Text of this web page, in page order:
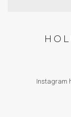
Instagram